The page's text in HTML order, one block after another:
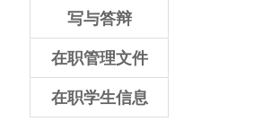
写与答辩
在职管理文件
在职学生信息